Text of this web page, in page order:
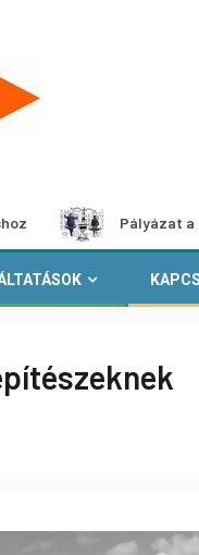
Pályázat a nemek